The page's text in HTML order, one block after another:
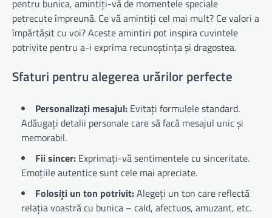
pentru bunica, amintiți-vă de momentele speciale
petrecute împreună. Ce vă amintiți cel mai mult? Ce valori a
împărtășit cu voi? Aceste amintiri pot inspira cuvintele
potrivite pentru a-i exprima recunoștința și dragostea.
Sfaturi pentru alegerea urărilor perfecte
Personalizați mesajul: Evitați formulele standard.
Adăugați detalii personale care să facă mesajul unic și
memorabil.
Fii sincer: Exprimați-vă sentimentele cu sinceritate.
Emoțiile autentice sunt cele mai apreciate.
Folosiți un ton potrivit:Alegeți un ton care reflectă
relația voastră cu bunica – cald, afectuos, amuzant, etc.